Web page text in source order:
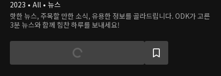
2023 • All • 뉴스
핫한 뉴스, 주목할 만한 소식, 유용한 정보를 골라드립니다. ODK가 고른
3분 뉴스와 함께 힘찬 하루를 보내세요!